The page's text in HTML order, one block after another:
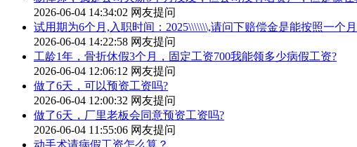
2026-06-04 14:34:02 网友提问
试用期为6个月,入职时间：2025\\\\\\\,请问下赔偿金是能按照一个
2026-06-04 14:22:58 网友提问
工龄1年，骨折休假3个月，固定工资700我能领多少病假工资?
2026-06-04 12:06:12 网友提问
做了6天，可以预资工资吗?
2026-06-04 12:00:32 网友提问
做了6天，厂里老板会同意预资工资吗?
2026-06-04 11:55:06 网友提问